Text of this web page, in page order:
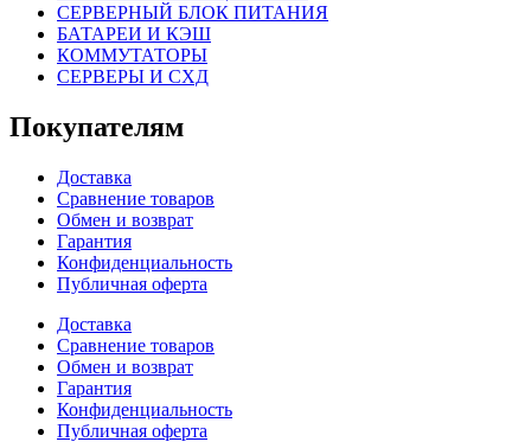
СЕРВЕРНЫЙ БЛОК ПИТАНИЯ
БАТАРЕИ И КЭШ
КОММУТАТОРЫ
СЕРВЕРЫ И СХД
Покупателям
Доставка
Сравнение товаров
Обмен и возврат
Гарантия
Конфиденциальность
Публичная оферта
Доставка
Сравнение товаров
Обмен и возврат
Гарантия
Конфиденциальность
Публичная оферта